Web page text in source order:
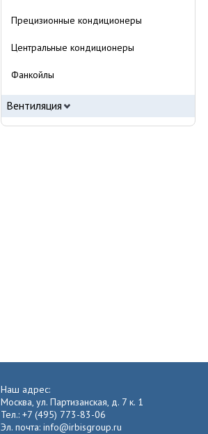
Прецизионные кондиционеры
Центральные кондиционеры
Фанкойлы
Вентиляция
Наш адрес:
Москва, ул. Партизанская, д. 7 к. 1
Тел.: +7 (495) 773-83-06
Эл. почта: info@irbisgroup.ru